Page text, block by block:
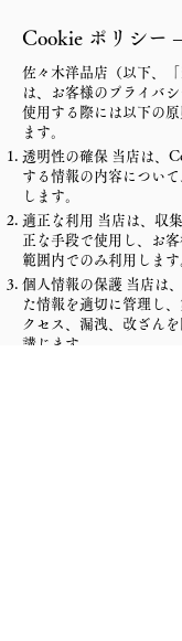
Cookie ポリシー
佐々木洋品店（以下、「
は、お客様のプライバ
使用する際には以下の
ます。
透明性の確保 当店は、
する情報の内容につい
します。
適正な利用 当店は、収
正な手段で使用し、お
範囲内でのみ利用します
個人情報の保護 当店は
た情報を適切に管理し
クセス、漏洩、改ざん
講じます。